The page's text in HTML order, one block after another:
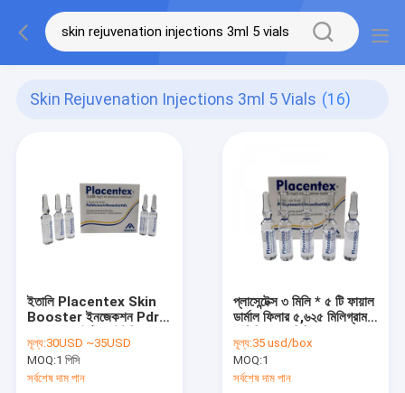
Skin Rejuvenation Injections 3ml 5 Vials (16)
ইতালি Placentex Skin
Booster ইনজেকশন Pdrn
মিলি × 5 Vaila
মূল্য:30USD ~35USD
MOQ:1 পিসি
সর্বশেষ দাম পান
প্লাসেন্টেক্স ৩ মিলি * ৫ টি ফায়াল
ডার্মাল ফিলার ৫,৬২৫ মিলিগ্রাম/
মূল্য:35 usd/box
MOQ:1
সর্বশেষ দাম পান